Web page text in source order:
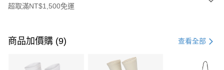
超取滿NT$1,500免運
信用卡一次付款
商品加價購 (9) 查看全部